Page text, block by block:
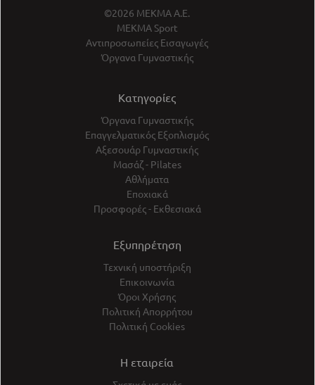
©2026 ΜΕΚΜΑ Α.Ε.
ΜΕΚΜΑ Sport
Αντιπροσωπείες Εισαγωγές
Όργανα Γυμναστικής
Κατηγορίες
Όργανα Γυμναστικής
Επαγγελματικός Εξοπλισμός
Αξεσουάρ Γυμναστικής
Μασάζ - Pilates
Αθλήματα
Εποχιακά
Προσφορές - Εκθεσιακά
Εξυπηρέτηση
Τεχνική υποστήριξη
Επικοινωνία
Όροι Χρήσης
Πολιτική Απορρήτου
Πολιτική Cookies
Η εταιρεία